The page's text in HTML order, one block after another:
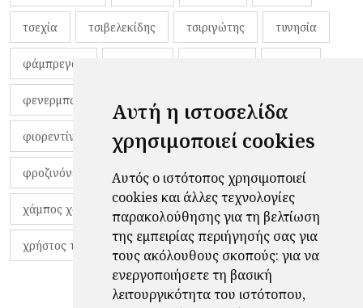
Αυτή η ιστοσελίδα
χρησιμοποιεί cookies
Αυτός ο ιστότοπος χρησιμοποιεί
cookies και άλλες τεχνολογίες
παρακολούθησης για τη βελτίωση
της εμπειρίας περιήγησής σας για
τους ακόλουθους σκοπούς: για να
ενεργοποιήσετε τη βασική
λειτουργικότητα του ιστότοπου,
τσεχία τσιβελεκίδης τσιριγώτης τυνησία
φάμπρεγας
φενερμπαχτσέ φερνάντο τόρες φίλαθλοι
φιορεντίνα φιρμίνο φρανκ ντε μπουρ
φροζινόνε φωκικός χαβίτο
χάμπος χαραλάμπους χάρι πότερ
χρήστος τζόλης